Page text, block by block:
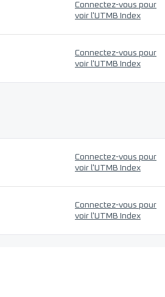
Connectez-vous pour
voir l'UTMB Index
Connectez-vous pour
voir l'UTMB Index
Connectez-vous pour
voir l'UTMB Index
Connectez-vous pour
voir l'UTMB Index